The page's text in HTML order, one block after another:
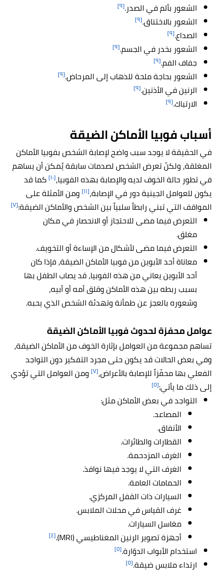
الشعور بألم في الصدر.[٩]
الشعور بالاختناق.[٩]
الصداع.[٩]
الشعور بخدر في الجسم.[٩]
جفاف الفم.[٩]
الشعور بحاجة ملحة للذهاب إلى المرحاض.[٩]
الرنين في الأذنين.[٩]
الارتباك.[٩]
أسباب فوبيا الأماكن الضيقة
في الحقيقة لا يوجد سبب واضح لإصابة الشخص بفوبيا الأماكن
المغلقة، ولكنّ تعرض الشخص لصدمات سابقة يُمكن أن يساهم
في تطور حالة الخوف لديه والإصابة بهذه الفوبيا،[١٠]
كما قد
يكون للعوامل الجينية دور في الإصابة،[١١]
ومن الأمثلة على
المواقف التي تبني رابطاً سلبياً بين الشخص والأماكن الضيقة:[٧]
التعرض فيما مضى للاحتجاز أو الانحصار في مكان
مغلق.
التعرض فيما مضى لأشكال من الإساءة أو التخويف.
معاناة أحد الأبوين من فوبيا الأماكن الضيقة، فإذا كان
أحد الأبوين يعاني من هذه الفوبيا، قد يصاب الطفل بها
بسبب ربطه بين هذه الأماكن وقلق أمه أو أبيه،
وشعوره بالعجز عن طمأنة وتهدئة الشخص الذي يحبه.
عوامل محفزة لحدوث فوبيا الأماكن الضيقة
تساهم مجموعة من العوامل بإثارة الخوف من الأماكن الضيقة،
وفي بعض الحالات قد يكون حتى مجرد التفكير دون التواجد
الفعلي بها محفّزاً للإصابة بالأعراض،[٧]
ومن العوامل التي تؤدي
إلى ذلك ما يأتي:[٥]
التواجد في بعض الأماكن مثل:
المصاعد.
الأنفاق.
القطارات والطائرات.
الغرف المزدحمة.
الغرف التي لا يوجد فيها نوافذ.
الحمامات العامة.
السيارات ذات القفل المركزي.
غرف القياس في محلات الملابس.
مغاسل السيارات.
أجهزة تصوير الرنين المغناطيسي (MRI).
[٤]
استخدام الأبواب الدوّارة.[٥]
ارتداء ملابس ضيقة.[٥]